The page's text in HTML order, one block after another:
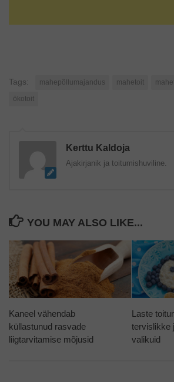
Tags: mahepõllumajandus mahetoit
ökotoit
Kerttu Kaldoja
Ajakirjanik ja toitumishuviline.
YOU MAY ALSO LIKE...
Kaneel vähendab
küllastunud rasvade
liigtarvitamise mõjusid
Laste
tervislikke
valikuid